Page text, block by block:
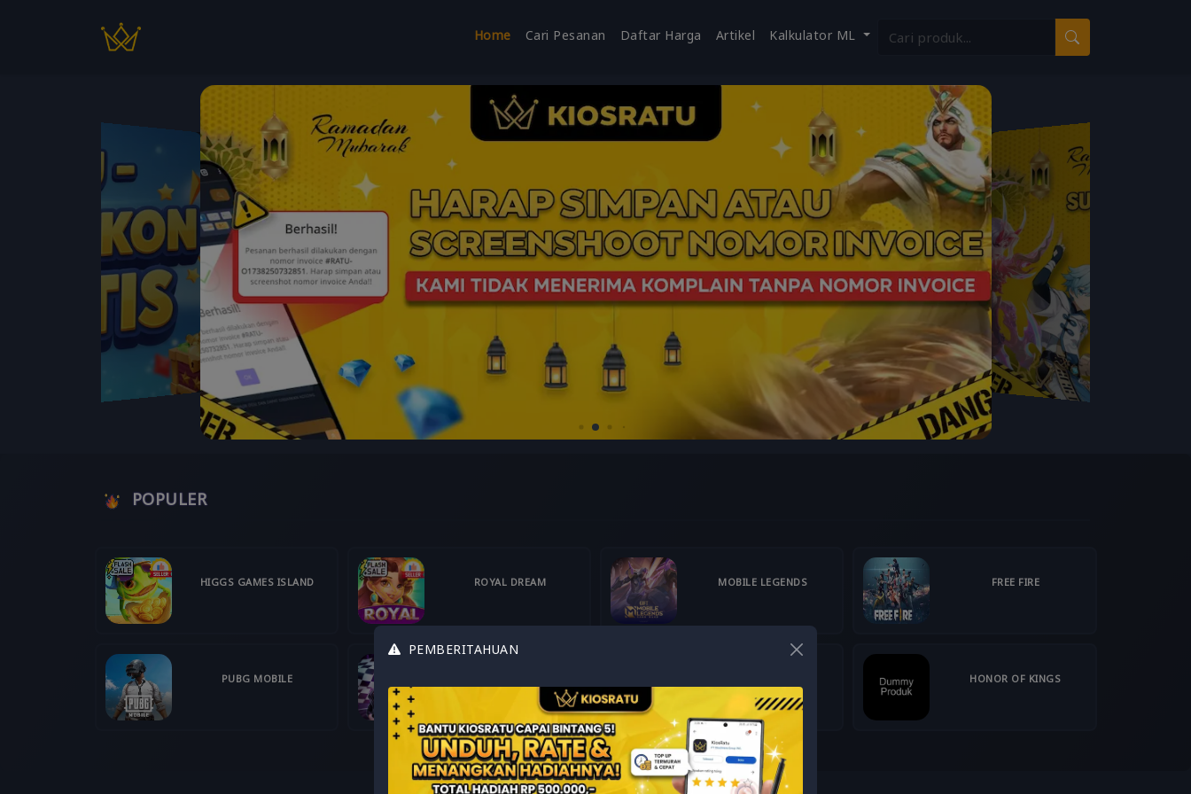
Home Cari Pesanan Daftar Harga Artikel Kalkulator ML
PEMBERITAHUAN
POPULER
HIGGS GAMES ISLAND ROYAL DREAM MOBILE LEGENDS FREE FIRE
PUBG MOBILE HONOR OF KINGS